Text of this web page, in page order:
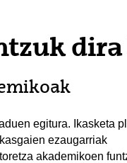
egitura. Ikasketa
ezaugarriak
akademikoen